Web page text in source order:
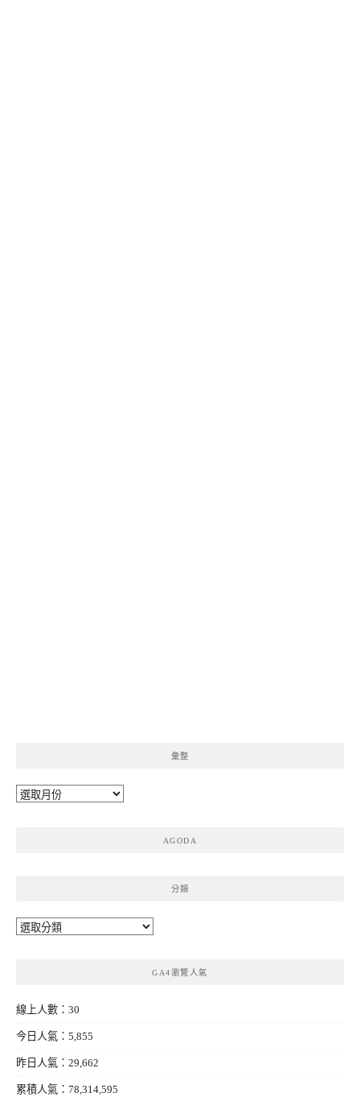
彙整
彙
AGODA
分類
分
GA4瀏覽人氣
線上人數：30
今日人氣：5,855
昨日人氣：29,662
累積人氣：78,314,595